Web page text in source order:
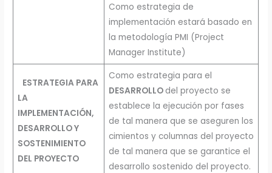
Como estrategia de
implementación estará basado en
la metodología PMI (Project
Manager Institute)
ESTRATEGIA PARA
LA
IMPLEMENTACIÓN,
DESARROLLO Y
SOSTENIMIENTO
DEL PROYECTO
Como estrategia para el
DESARROLLO del proyecto se
establece la ejecución por fases
de tal manera que se aseguren los
cimientos y columnas del proyecto
de tal manera que se garantice el
desarrollo sostenido del proyecto.